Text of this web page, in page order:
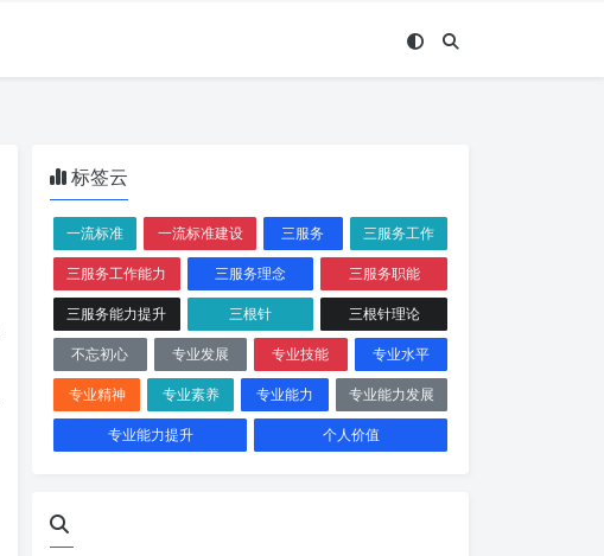
标签云
一流标准 一流标准建设 三服务
三服务工作
三服务工作能力
三服务理念
三服务职能
三服务能力提升
三根针
三根针理论
不忘初心
专业发展 专业技能
专业水平
专业精神
专业素养 专业能力
专业能力发展
专业能力提升
个人价值